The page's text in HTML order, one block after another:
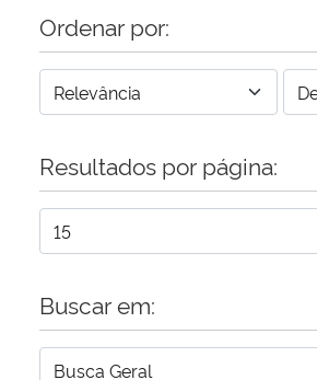
Ordenar por:
Resultados por página:
Buscar em: